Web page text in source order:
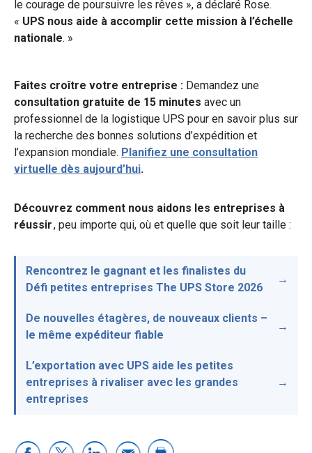
le courage de poursuivre les rêves », a déclaré Rose.
« UPS nous aide à accomplir cette mission à l’échelle
nationale. »
Faites croître votre entreprise : Demandez une
consultation gratuite de 15 minutes avec un
professionnel de la logistique UPS pour en savoir plus sur
la recherche des bonnes solutions d’expédition et
l’expansion mondiale. Planifiez une consultation
virtuelle dès aujourd’hui.
Découvrez comment nous aidons les entreprises à
réussir, peu importe qui, où et quelle que soit leur taille :
Rencontrez le gagnant et les finalistes du
Défi petites entreprises The UPS Store 2026
De nouvelles étagères, de nouveaux clients –
le même expéditeur fiable
L’exportation avec UPS aide les petites
entreprises à rivaliser avec les grandes
entreprises